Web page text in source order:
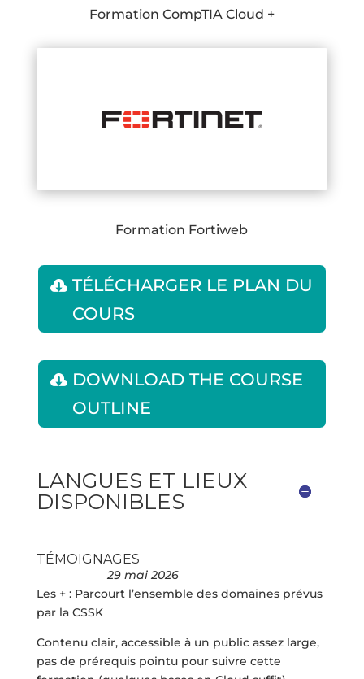
Formation CompTIA Cloud +
Formation Fortiweb
TÉLÉCHARGER LE PLAN DU
COURS
DOWNLOAD THE COURSE
OUTLINE
LANGUES ET LIEUX
DISPONIBLES
TÉMOIGNAGES
29 mai 2026
Les + : Parcourt l’ensemble des domaines prévus
par la CSSK
Contenu clair, accessible à un public assez large,
pas de prérequis pointu pour suivre cette